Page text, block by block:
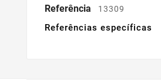
Referência 13309
Referências específicas